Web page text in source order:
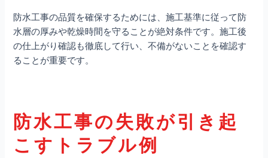
防水工事の品質を確保するためには、施工基準に従って防
水層の厚みや乾燥時間を守ることが絶対条件です。施工後
の仕上がり確認も徹底して行い、不備がないことを確認す
ることが重要です。
防水工事の失敗が引き起
こすトラブル例